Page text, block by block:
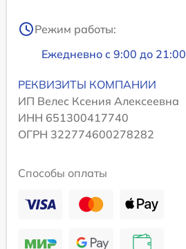
Режим работы:
Ежедневно с 9:00 до 21:00
РЕКВИЗИТЫ КОМПАНИИ
ИП Велес Ксения Алексеевна
ИНН 651300417740
ОГРН 322774600278282
Способы оплаты